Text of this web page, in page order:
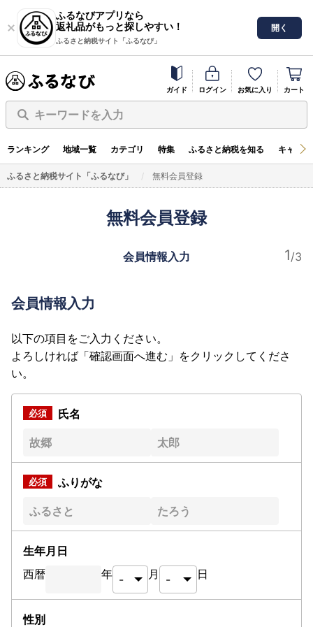
ふるなびアプリなら
返礼品がもっと探しやすい！
ふるさと納税サイト「ふるなび」
開く
ガイド ログイン お気に入り カート
キーワードを入力
ランキング 地域一覧 カテゴリ 特集 ふるさと納税を知る キャン
ふるさと納税サイト「ふるなび」 無料会員登録
無料会員登録
会員情報入力
会員情報入力
以下の項目をご入力ください。
よろしければ「確認画面へ進む」をクリックしてくださ
い。
氏名
ふりがな
生年月日
西暦
年 月 日
性別